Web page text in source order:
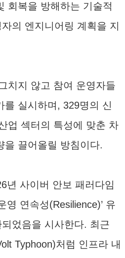
회복을 방해하는 기술적
의 엔지니어링 계획을 지
치지 않고 참여 운영자들
를 실시하며, 329명의 신
업 섹터의 특성에 맞춘 차
을 끌어올릴 방침이다.
년 사이버 안보 패러다임
영 연속성(Resilience)’ 유
었음을 시사한다. 최근
Typhoon)처럼 인프라 내